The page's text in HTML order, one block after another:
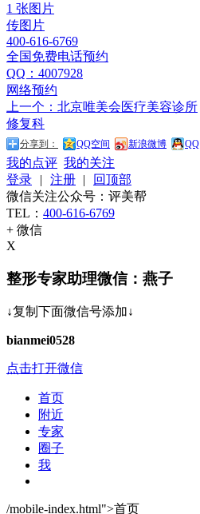
1 张图片
传图片
400-616-6769
全国免费电话预约
QQ：4007928
网络预约
上一个：北京唯美会医疗美容诊所
修复科
分享到： QQ空间 新浪微博 QQ
我的点评 我的关注
登录
| 注册 |
回顶部
微信关注公众号：评美帮
TEL： 400-616-6769
+ 微信
X
整形专家助理微信：燕子
↓复制下面微信号添加↓
bianmei0528
点击打开微信
首页
附近
专家
圈子
我
/mobile-index.html">首页